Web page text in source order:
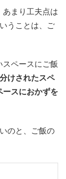
あまり工夫点は
うことは、ご
ペースにご飯
けされたスペ
ースにおかずを
のと、ご飯の